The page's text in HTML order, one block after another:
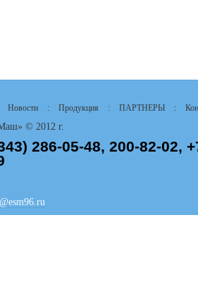
Новости : Продукция : ПАРТНЕРЫ :
© 2012 г.
286-05-48, 200-82-02,